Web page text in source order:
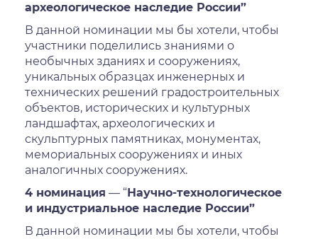
археологическое наследие России”
В данной номинации мы бы хотели, чтобы
участники поделились знаниями о
необычных зданиях и сооружениях,
уникальных образцах инженерных и
технических решений градостроительных
объектов, исторических и культурных
ландшафтах, археологических и
скульптурных памятниках, монументах,
мемориальных сооружениях и иных
аналогичных сооружениях.
4 номинация — “Научно-технологическое
и индустриальное наследие России”
В данной номинации мы бы хотели, чтобы